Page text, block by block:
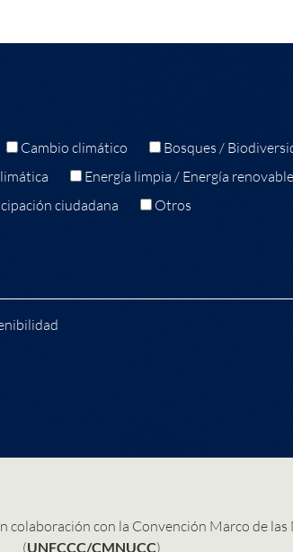
Cambio climático
Bosques /
Energía limpia / Energía renovable
ciudadana Otros
colaboración con la Convención Marco de
(UNFCCC/CMNUCC)